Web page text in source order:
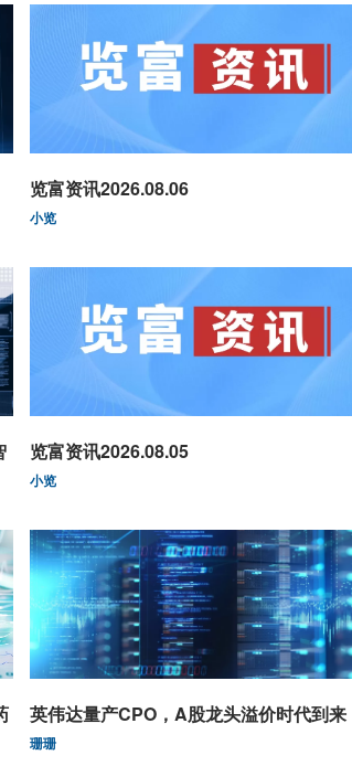
览富资讯2026.08.06
小览
览富资讯2026.08.05
小览
英伟达量产CPO，A股龙头溢价时代到来
珊珊